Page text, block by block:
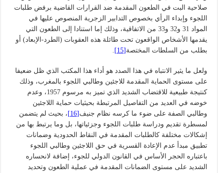
صلاحية البت في الطعون المقدمة ضد القرارات القاضية برفض طلبات
اللجوء وإبداء الرأي بخصوص التدابير الزجرية المنصوص عليها في
المواد 31 و32 و33 من الاتفاقية، وذلك إما استنادا إلى الطعون التي
يقدمها الأشخاص الواقعون تحت طائلة هذه العقوبات (الطرد-الإبعاد) أو
بطلب من السلطات المختصة[15]
ولعل ما يثير الانتباه في هذا الصدد هو أداء هذا المكتب الذي ظل ضعيفا
على مستوى الحماية المقدمة للاجئين وطالبي اللجوء بالمغرب، وذلك
كنتيجة طبيعية للاقتضاب الشديد الذي تميز به مرسوم 1957، وعدم
خوضه في العديد من التفاصيل المرتبطة بحيثيات حماية اللاجئين
وطالبي الصفة على ضوء ما كرسه نظام جنيف[16]
، بحيث لم يتضمن
لمسطرة تقديم ودراسة طلبات اللجوء وجزئياتها، بل وما يرتبط بها من
إشكالات مختلفة كالطلبات المقدمة في النقاط الحدودية وضمانات
تطبيق مبدأ عدم الإعادة القسرية في حق اللاجئين وطالبي اللجوء
باعتباره الحجر الأساس في القانون الدولي للجوء، إضافة لانحساره
الشديد على مستوى الضمانات المقدمة في عملية الطعون وتحديد